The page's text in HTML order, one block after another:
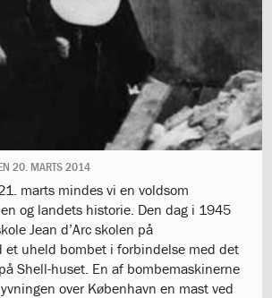
20. MARTS 2014
marts mindes vi en voldsom
og landets historie. Den dag i 1945
Jean d’Arc skolen på
et uheld bombet i forbindelse med det
Shell-huset. En af bombemaskinerne
over København en mast ved